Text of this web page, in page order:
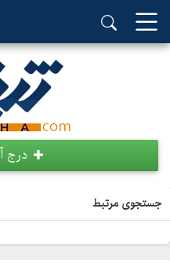
درج
جستجوی مرتبط